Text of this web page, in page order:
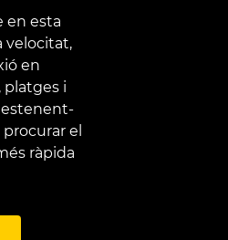
en esta
velocitat,
en
platges i
estenent-
el
ràpida